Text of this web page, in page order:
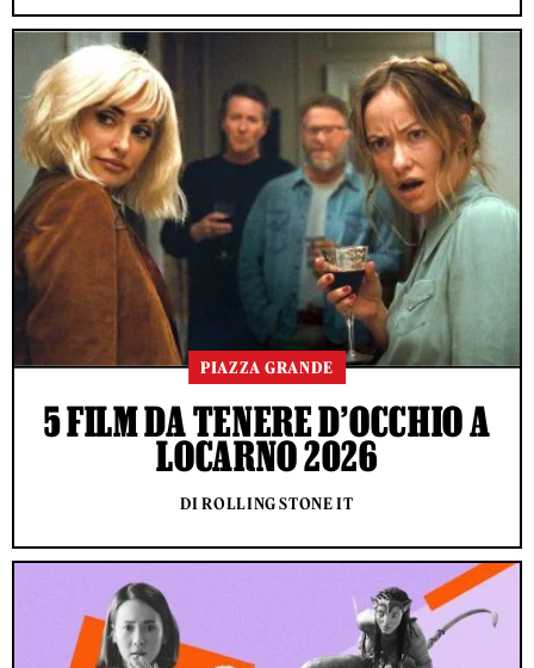
PIAZZA GRANDE
5 FILM DA TENERE D’OCCHIO A
LOCARNO 2026
DI ROLLING STONE IT